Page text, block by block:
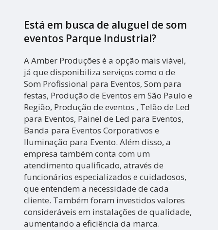
Está em busca de aluguel de som
eventos Parque Industrial?
A Amber Produções é a opção mais viável,
já que disponibiliza serviços como o de
Som Profissional para Eventos, Som para
festas, Produção de Eventos em São Paulo e
Região, Produção de eventos , Telão de Led
para Eventos, Painel de Led para Eventos,
Banda para Eventos Corporativos e
Iluminação para Evento. Além disso, a
empresa também conta com um
atendimento qualificado, através de
funcionários especializados e cuidadosos,
que entendem a necessidade de cada
cliente. Também foram investidos valores
consideráveis em instalações de qualidade,
aumentando a eficiência da marca.